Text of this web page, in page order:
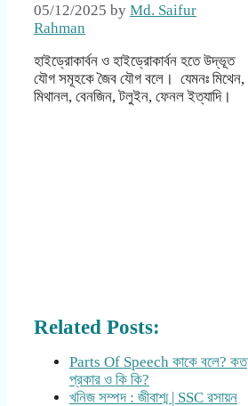
05/12/2025 by Md. Saifur
Rahman
হাইড্রোকার্বন ও হাইড্রোকার্বন হতে উদ্ভূত
যৌগ সমূহকে জৈব যৌগ বলে। যেমনঃ মিথেন,
মিথানল, বেনজিন, টলুইন, ফেনল ইত্যাদি।
Related Posts:
Parts Of Speech কাকে বলে? কত
প্রকার ও কি কি?
খনিজ সম্পদ : জীবাশ্ম | SSC রসায়ন